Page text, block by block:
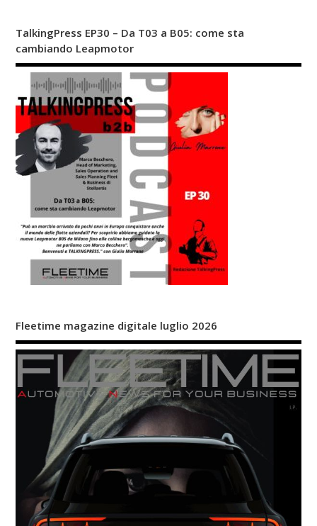
TalkingPress EP30 – Da T03 a B05: come sta
cambiando Leapmotor
Fleetime magazine digitale luglio 2026